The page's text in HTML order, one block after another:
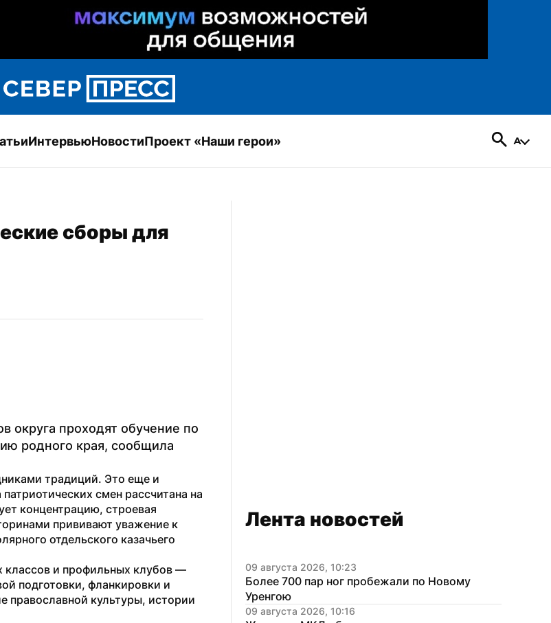
ИнтервьюНовостиПроект «Наши герои»
сборы для
округа проходят обучение по
родного края, сообщила
традиций. Это еще и
смен рассчитана на
концентрацию, строевая
прививают уважение к
отдельского казачьего
классов и профильных клубов —
подготовки, фланкировки и
православной культуры, истории
Лента новостей
09 августа 2026, 10:23
Более 700 пар ног пробежали по Новому
Уренгою
09 августа 2026, 10:16